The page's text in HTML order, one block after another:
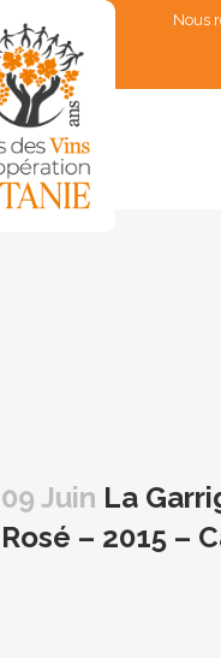
Nous
09 Juin La
Rosé – 2015 –